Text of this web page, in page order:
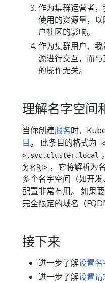
作为集群运营者
使用的资源量，
户社区的影响。
作为集群用户，
源进行交互，而
的操作无关。
理解名字空间
当你创建服务时，
目。 此条目的格式为
>.svc.cluster.local
务名称> ，它将解析为
多个名字空间（如开
配置非常有用。 如果
完全限定的域名（
接下来
进一步了解设置
进一步了解设置